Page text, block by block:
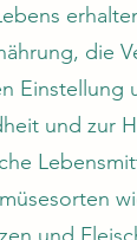
die
Einstellung
und zur